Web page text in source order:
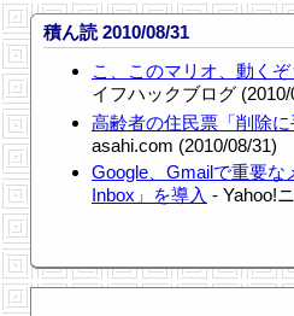
積ん読 2010/08/31
こ、このマリオ、動くぞ
イフハックブログ (2010/
高齢者の住民票「削除
asahi.com (2010/08/31)
Google、Gmailで重要
Inbox」を導入 - Yahoo!